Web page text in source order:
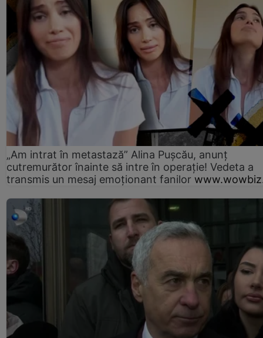
„Am intrat în metastază” Alina Pușcău, anunț
cutremurător înainte să intre în operație! Vedeta a
transmis un mesaj emoționant fanilor